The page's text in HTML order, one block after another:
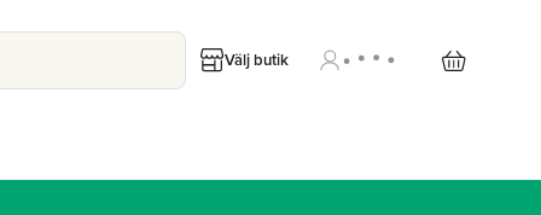
Välj butik